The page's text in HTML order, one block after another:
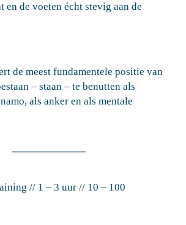
en de voeten écht stevig aan de
de meest fundamentele positie van
– staan – te benutten als
als anker en als mentale
// 1 – 3 uur // 10 – 100